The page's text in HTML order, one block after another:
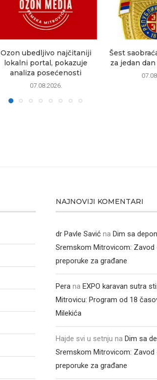
Ozon ubedljivo najčitaniji
lokalni portal, pokazuje
analiza posećenosti
07.08.2026.
Šest
za jedan
NAJNOVIJI KOMENTARI
dr Pavle Savić naDim sa
Sremskom Mitrovicom: Zavod
preporuke za građane
Pera naEXPO karavan sutra
Mitrovicu: Program od 18
Milekića
Hajde svi u setnju naDim sa
Sremskom Mitrovicom: Zavod
preporuke za građane